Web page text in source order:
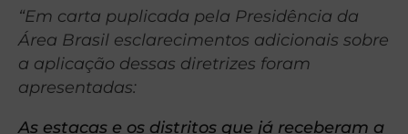
“Em carta puplicada pela Presidência da
Área Brasil esclarecimentos adicionais sobre
a aplicação dessas diretrizes foram
apresentadas:
As estacas e os distritos que já receberam a